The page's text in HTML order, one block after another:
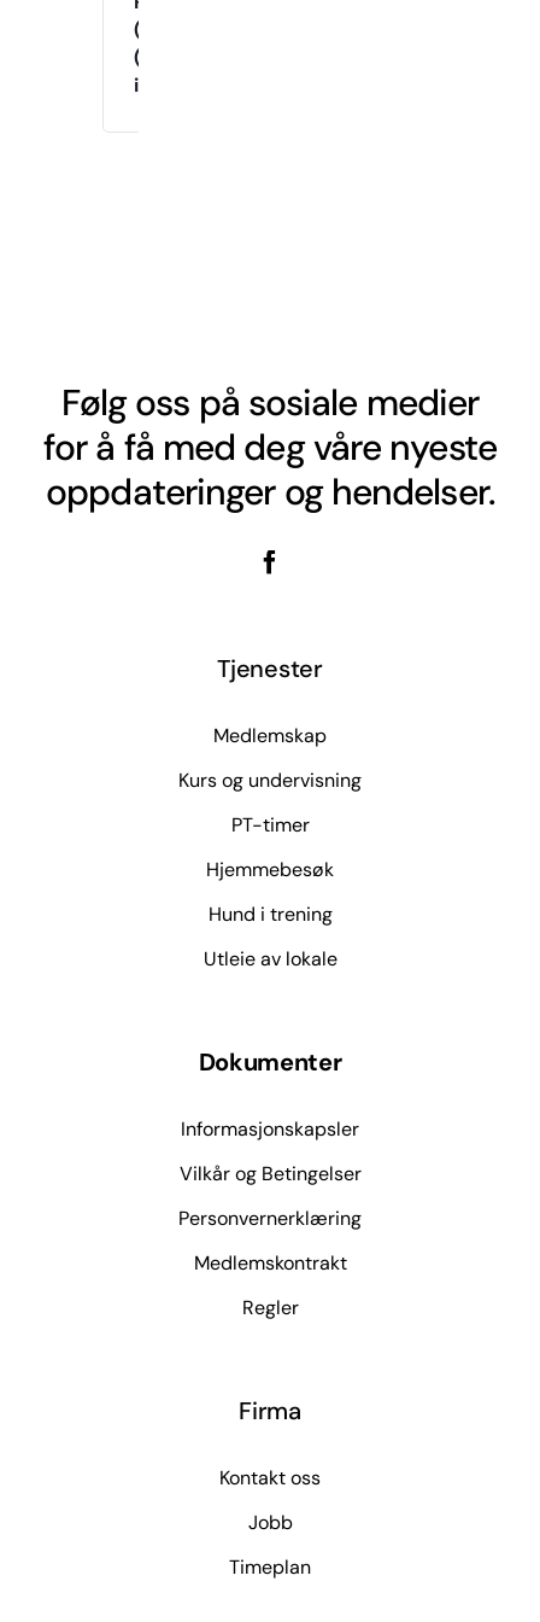
(Onsdager)
(Drop-
in)
Følg oss på sosiale medier
for å få med deg våre nyeste
oppdateringer og hendelser.
Tjenester
Medlemskap
Kurs og undervisning
PT-timer
Hjemmebesøk
Hund i trening
Utleie av lokale
Dokumenter
Informasjonskapsler
Vilkår og Betingelser
Personvernerklæring
Medlemskontrakt
Regler
Firma
Kontakt oss
Jobb
Timeplan